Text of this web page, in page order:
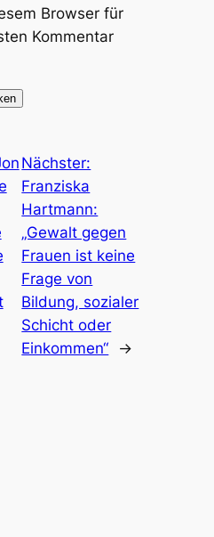
Browser für
Kommentar
Nächster:
Franziska
Hartmann:
„Gewalt gegen
Frauen ist keine
Frage von
Bildung, sozialer
Schicht oder
Einkommen“
→